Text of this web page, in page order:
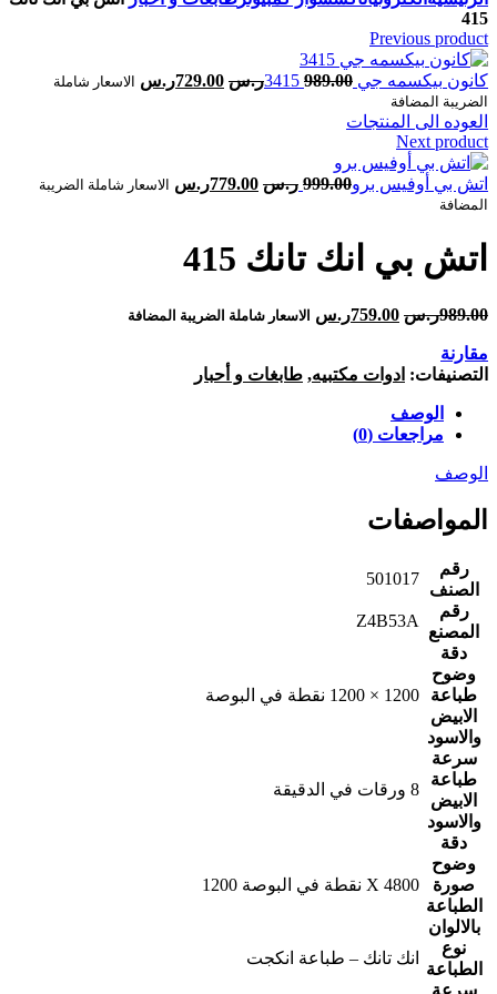
415‎‎
Previous product
989.00 ر.س 729.00ر.س الاسعار شاملة
الضريبة المضافة
العوده الى المنتجات
Next product
999.00 ر.س 779.00ر.س الاسعار شاملة الضريبة
المضافة
989.00ر.س 759.00ر.س الاسعار شاملة الضريبة المضافة
مقارنة
التصنيفات: ادوات مكتبيه, طابغات و أحبار
الوصف
مراجعات (0)
الوصف
المواصفات
رقم
الصنف
501017
رقم
المصنع
Z4B53A
دقة
وضوح
طباعة
الابيض
والاسود
1200 × 1200 نقطة في البوصة
سرعة
طباعة
الابيض
والاسود
8 ورقات في الدقيقة
دقة
وضوح
صورة
الطباعة
بالالوان
4800 X نقطة في البوصة 1200
نوع
الطباعة
انك تانك – طباعة انكجت